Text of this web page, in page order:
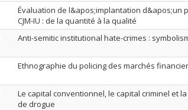
Évaluation de l&apos;implantation d&apos;un
CJM-IU : de la quantité à la qualité
Anti-semitic institutional hate-crimes :
Ethnographie du policing des marchés
Le capital conventionnel, le capital criminel et
de drogue